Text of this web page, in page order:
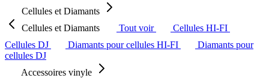
Cellules et Diamants
Cellules et Diamants
Tout voir
Cellules HI-FI
Cellules DJ
Diamants pour cellules HI-FI
Diamants pour
cellules DJ
Accessoires vinyle